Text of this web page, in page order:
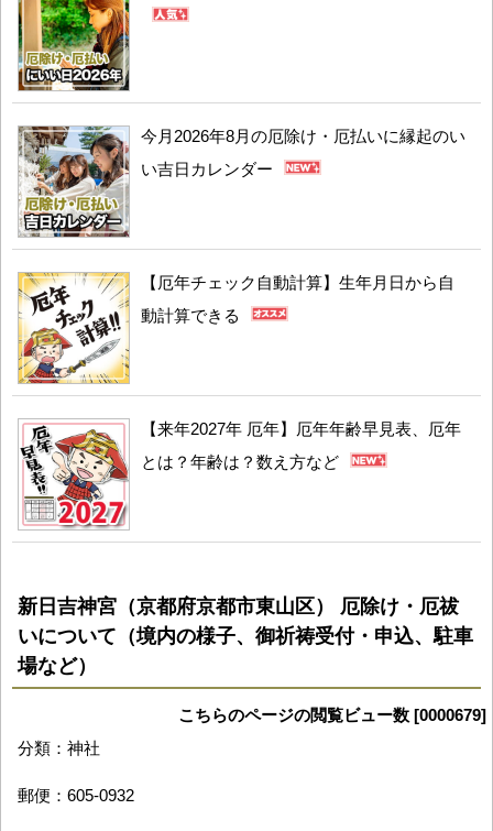
今月2026年8月の厄除け・厄払いに縁起のい
い吉日カレンダー
【厄年チェック自動計算】生年月日から自
動計算できる
【来年2027年 厄年】厄年年齢早見表、厄年
とは？年齢は？数え方など
新日吉神宮（京都府京都市東山区） 厄除け・厄祓
いについて（境内の様子、御祈祷受付・申込、駐車
場など）
こちらのページの閲覧ビュー数 [0000679]
分類：神社
郵便：605-0932